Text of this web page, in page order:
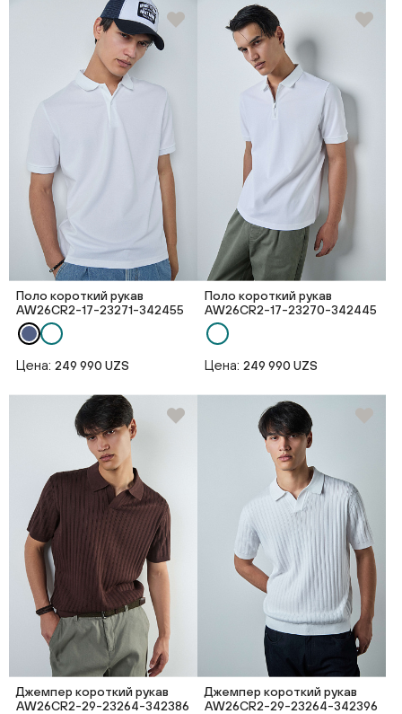
Поло короткий рукав
AW26CR2-17-23271-342455
Цена: 249 990 UZS
Поло короткий рукав
AW26CR2-17-23270-342445
Цена: 249 990 UZS
Джемпер короткий рукав
AW26CR2-29-23264-342386
Джемпер короткий рукав
AW26CR2-29-23264-342396